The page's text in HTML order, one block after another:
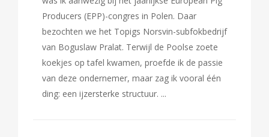
Producers (EPP)-congres in Polen. Daar
bezochten we het Topigs Norsvin-subfokbedrijf
van Boguslaw Pralat. Terwijl de Poolse zoete
koekjes op tafel kwamen, proefde ik de passie
van deze ondernemer, maar zag ik vooral één
ding: een ijzersterke structuur.